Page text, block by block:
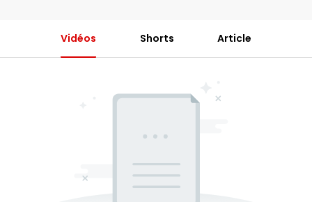
Vidéos Shorts Article